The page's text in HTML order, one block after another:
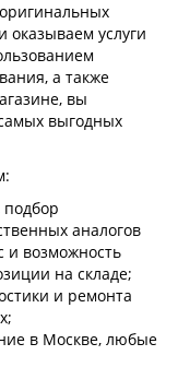
оказываем услуги
а также
вы
выгодных
подбор
аналогов
и возможность
на складе;
и ремонта
в Москве, любые